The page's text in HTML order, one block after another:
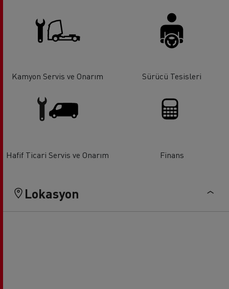
Kamyon Servis ve Onarım Sürücü Tesisleri
Hafif Ticari Servis ve Onarım Finans
Lokasyon